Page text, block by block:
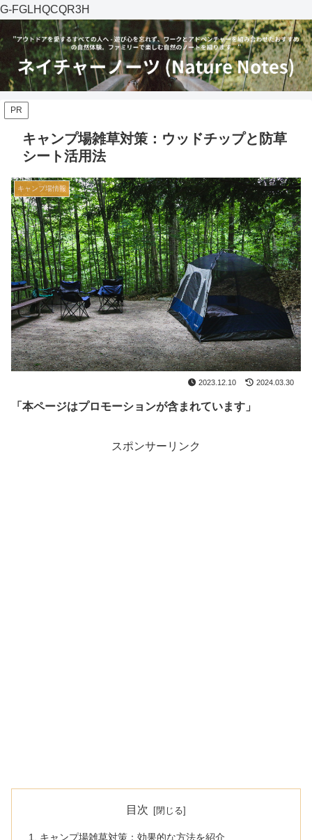
G-FGLHQCQR3H
PR
キャンプ場雑草対策：ウッドチップと防草
シート活用法
キャンプ場情報
2023.12.10 2024.03.30
「本ページはプロモーションが含まれています」
スポンサーリンク
目次
キャンプ場雑草対策：効果的な方法を紹介